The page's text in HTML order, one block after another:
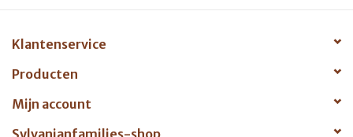
Klantenservice
Producten
Mijn account